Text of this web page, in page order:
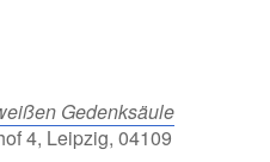
Gedenksäule
4, Leipzig, 04109